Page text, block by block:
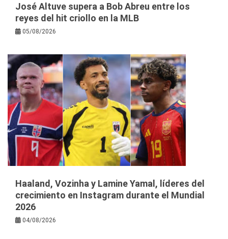
José Altuve supera a Bob Abreu entre los
reyes del hit criollo en la MLB
05/08/2026
Haaland, Vozinha y Lamine Yamal, líderes del
crecimiento en Instagram durante el Mundial
2026
04/08/2026